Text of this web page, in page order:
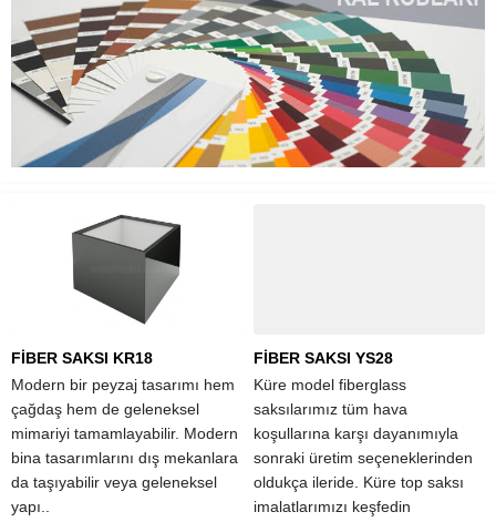
FİBER SAKSI KR18
Modern bir peyzaj tasarımı hem
çağdaş hem de geleneksel
mimariyi tamamlayabilir. Modern
bina tasarımlarını dış mekanlara
da taşıyabilir veya geleneksel
yapı..
FİBER SAKSI YS28
Küre model fiberglass
saksılarımız tüm hava
koşullarına karşı dayanımıyla
sonraki üretim seçeneklerinden
oldukça ileride. Küre top saksı
imalatlarımızı keşfedin